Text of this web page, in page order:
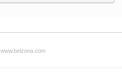
www.belzona.com